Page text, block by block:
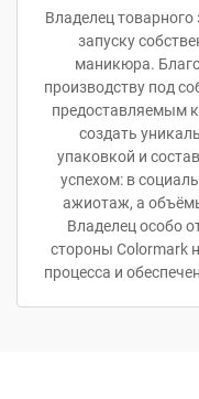
Владелец
запуску
маникюра.
производству под
предоставляемым
создать
упаковкой и
успехом: в
ажиотаж, а
Владелец особо
стороны Colormark
процесса и